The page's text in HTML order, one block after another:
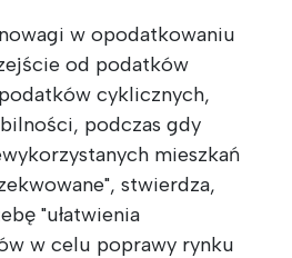
w opodatkowaniu
od podatków
cyklicznych,
podczas gdy
mieszkań
stwierdza,
"ułatwienia
w celu poprawy rynku